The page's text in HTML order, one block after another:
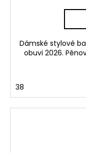
Dámské stylové
obuvi 2026.
38